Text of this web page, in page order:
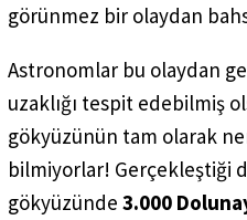
görünmez bir olaydan
Astronomlar bu olaydan
uzaklığı tespit edebilmiş
gökyüzünün tam olarak
bilmiyorlar! Gerçekleştiği
gökyüzünde 3.000